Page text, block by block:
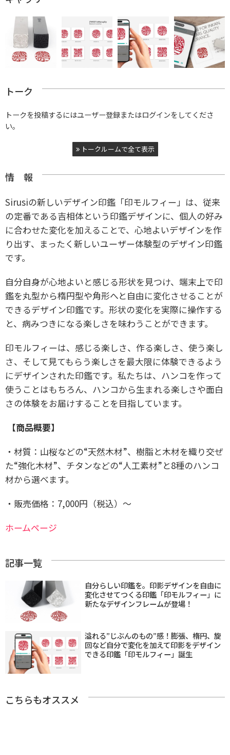
トーク
トークを投稿するにはユーザー登録またはログインをしてくださ
い。
トークルームで全て表示
情 報
Sirusiの新しいデザイン印鑑「印モルフィー」は、従来
の定番である吉相体という印鑑デザインに、個人の好み
に合わせた変化を加えることで、心地よいデザインを作
り出す、まったく新しいユーザー体験型のデザイン印鑑
です。
自分自身が心地よいと感じる形状を見つけ、端末上で印
鑑を丸型から楕円型や角形へと自由に変化させることが
できるデザイン印鑑です。形状の変化を実際に操作する
と、病みつきになる楽しさを味わうことができます。
印モルフィーは、感じる楽しさ、作る楽しさ、使う楽し
さ、そして見てもらう楽しさを最大限に体験できるよう
にデザインされた印鑑です。私たちは、ハンコを作って
使うことはもちろん、ハンコから生まれる楽しさや面白
さの体験をお届けすることを目指しています。
【商品概要】
・材質：山桜などの“天然木材”、樹脂と木材を織り交ぜ
た“強化木材”、チタンなどの“人工素材”と8種のハンコ
材から選べます。
・販売価格：7,000円（税込）～
ホームページ
記事一覧
自分らしい印鑑を。印影デザインを自由に
変化させてつくる印鑑「印モルフィー」に
新たなデザインフレームが登場！
溢れる”じぶんのもの”感！膨張、楕円、旋
回など自分で変化を加えて印影をデザイン
できる印鑑「印モルフィー」誕生
こちらもオススメ